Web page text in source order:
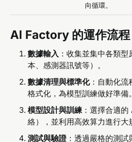
向循環。
AI Factory 的運作流程
數據輸入 ：收集並集中各類
本、感測器訊號等）。
數據清理與標準化：自動化流
格式化，為模型訓練做好準備。
模型設計與訓練 ：選擇合適
絡），並利用高效算力進行大
測試與驗證：透過嚴格的測試